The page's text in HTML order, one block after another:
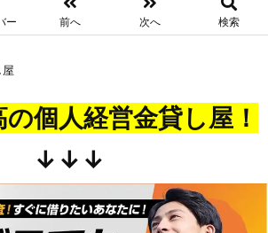
ー 前へ 次へ 検索
個人経営金貸し屋！
↓↓↓